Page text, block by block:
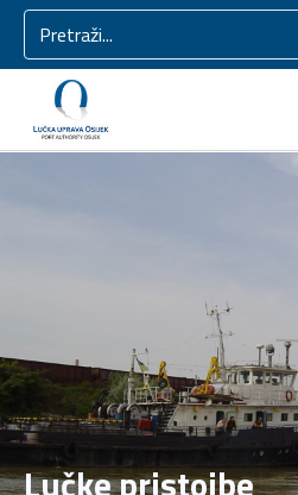
Lučke pristojbe